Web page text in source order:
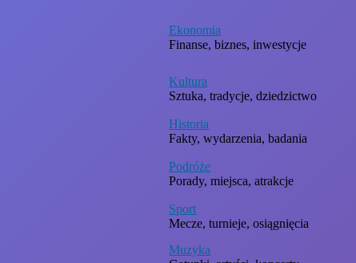
Ekonomia
Finanse, biznes, inwestycje
Kultura
Sztuka, tradycje, dziedzictwo
Historia
Fakty, wydarzenia, badania
Podróże
Porady, miejsca, atrakcje
Sport
Mecze, turnieje, osiągnięcia
Muzyka